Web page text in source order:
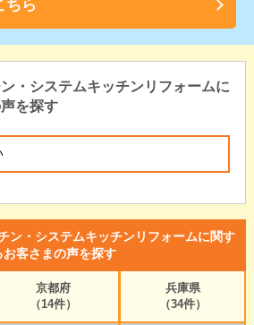
ちら
・システムキッチンリフォームに
を探す
ン・システムキッチンリフォームに関す
お客さまの声を探す
京都府
（14件）
兵庫県
（34件）